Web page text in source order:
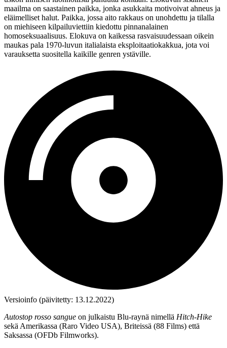
maailma on saastainen paikka, jonka asukkaita motivoivat ahneus ja
eläimelliset halut. Paikka, jossa aito rakkaus on unohdettu ja tilalla
on miehiseen kilpailuviettiin kiedottu pinnanalainen
homoseksuaalisuus. Elokuva on kaikessa rasvaisuudessaan oikein
maukas pala 1970‑luvun italialaista eksploitaatiokakkua, jota voi
varauksetta suositella kaikille genren ystäville.
Versioinfo (päivitetty: 13.12.2022)
Autostop rosso sangue on julkaistu Blu‑raynä nimellä Hitch-Hike
sekä Amerikassa (Raro Video USA), Briteissä (88 Films) että
Saksassa (OFDb Filmworks).